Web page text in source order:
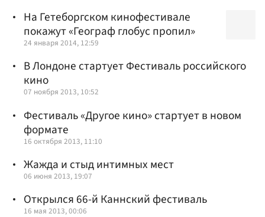
На Гетеборгском кинофестивале
покажут «Географ глобус пропил»
24 января 2014, 12:59
В Лондоне стартует Фестиваль российского
кино
07 ноября 2013, 10:52
Фестиваль «Другое кино» стартует в новом
формате
16 октября 2013, 11:10
Жажда и стыд интимных мест
06 июня 2013, 19:07
Открылся 66-й Каннский фестиваль
16 мая 2013, 00:06